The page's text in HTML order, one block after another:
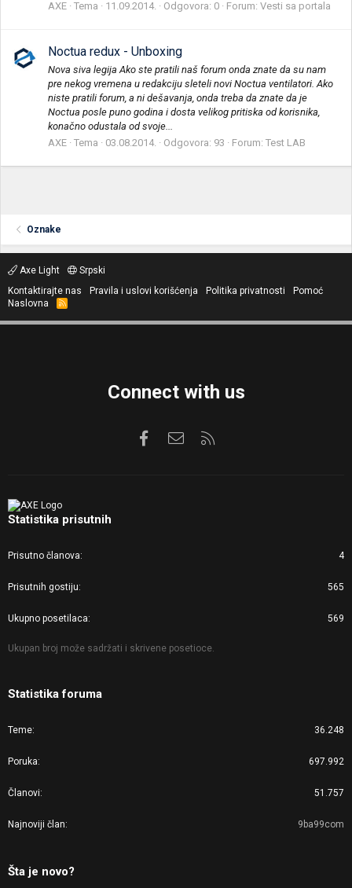
AXE Tema 11.09.2014. Odgovora: 0 Forum: Vesti sa portala
Noctua redux - Unboxing
Nova siva legija Ako ste pratili naš forum onda znate da su nam
pre nekog vremena u redakciju sleteli novi Noctua ventilatori. Ako
niste pratili forum, a ni dešavanja, onda treba da znate da je
Noctua posle puno godina i dosta velikog pritiska od korisnika,
konačno odustala od svoje...
AXE Tema 03.08.2014. Odgovora: 93 Forum: Test LAB
Oznake
Axe Light
Srpski
Kontaktirajte nas
Pravila i uslovi korišćenja Politika privatnosti
Pomoć
Naslovna
R
S
Connect with us
FacebookKontaktirajte nas
Statistika prisutnih
Prisutno članova 4
Prisutnih gostiju 565
Ukupno posetilaca 569
Ukupan broj može sadržati i skrivene posetioce.
Statistika foruma
Teme 36.248
Poruka 697.992
Članovi 51.757
Najnoviji član 9ba99com
Šta je novo?